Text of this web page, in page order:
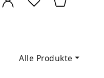
Alle Produkte